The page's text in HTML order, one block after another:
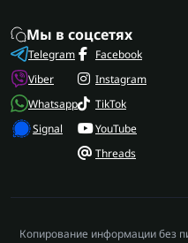
Мы в соцсетях
Telegram
Viber
Whatsapp
Signal
Facebook
Instagram
TikTok
YouTube
Threads
Копирование информации без